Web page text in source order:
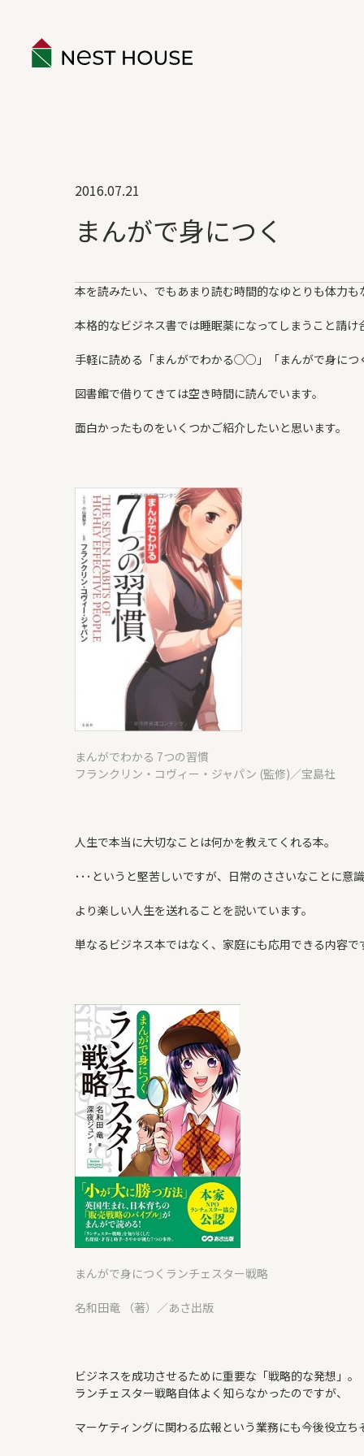
構造のこと
ネストハウスのデザイン
保証とアフター
よくある質問
2016.07.21
まんがで身につく
本を読みたい、でもあまり読む時間的なゆとりも体力も
本格的なビジネス書では睡眠薬になってしまうこと請け
手軽に読める「まんがでわかる○○」「まんがで身に
図書館で借りてきては空き時間に読んでいます。
面白かったものをいくつかご紹介したいと思います。
まんがでわかる 7つの習慣
フランクリン・コヴィー・ジャパン (監修)／宝島社
人生で本当に大切なことは何かを教えてくれる本。
･･･というと堅苦しいですが、日常のささいなことに意
より楽しい人生を送れることを説いています。
単なるビジネス本ではなく、家庭にも応用できる内容で
まんがで身につくランチェスター戦略
名和田竜 （著）／あさ出版
ビジネスを成功させるために重要な「戦略的な発想」。
ランチェスター戦略自体よく知らなかったのですが、
マーケティングに関わる広報という業務にも今後役立ち